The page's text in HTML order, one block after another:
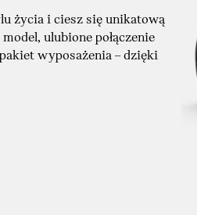
życia i ciesz się unikatową
ulubione połączenie
wyposażenia – dzięki